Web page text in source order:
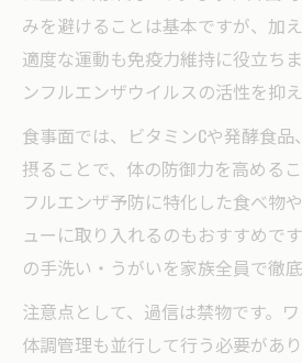
みを避けることは基本ですが、加
適度な運動も免疫力維持に役立ち
ンフルエンザウイルスの活性を抑
食事面では、ビタミンCや発酵食
摂ることで、体の防御力を高める
フルエンザ予防に特化した食べ物
ューに取り入れるのもおすすめで
の手洗い・うがいを家族全員で徹底
注意点として、過信は禁物です。
体調管理も並行して行う必要があ